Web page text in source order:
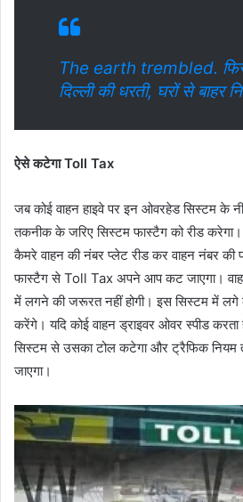
The earth trembled. फिर
दिल्ली की धरती, घरों से बाहर
ऐसे कटेगा Toll Tax
जब कोई वाहन हाइवे पर इन ओवरहेड सिस्टम के
तकनीक के जरिए सिस्टम फास्टैग को रीड
कैमरे वाहन की नंबर प्लेट रीड कर वाहन नंबर की
फास्टैग से Toll Tax अपने आप कट जाएगा।
में लगने की जरूरत नहीं होगी। इस सिस्टम में लगे
करेंगे। यदि कोई वाहन ड्राइवर ओवर स्पीड
सिस्टम से उसका टोल कटेगा और ट्रैफिक नियम
जाएगा।